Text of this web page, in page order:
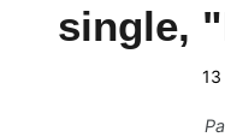
single,